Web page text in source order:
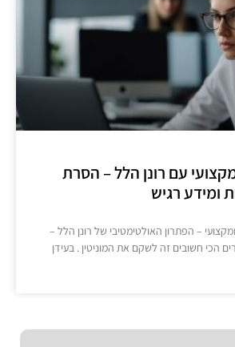
מקצועי עם רונן הלל – הסרת
ומידע רגיש
– הפתרון האולטימטיבי של רונן הלל –
הכי חשובים זה לשקם את המוניטין . בעידן